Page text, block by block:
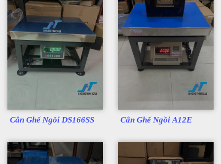
Cân Ghế Ngồi DS166SS Cân Ghế Ngồi A12E